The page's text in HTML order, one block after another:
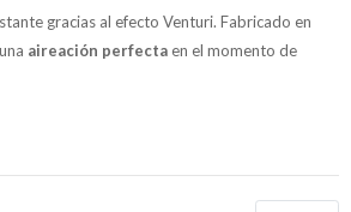
gracias al efecto Venturi. Fabricado en
aireación perfecta en el momento de